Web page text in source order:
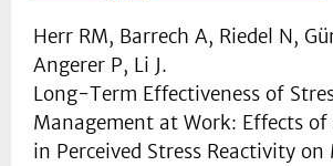
Herr RM, Barrech A, Riedel N,
Angerer P, Li J.
Long-Term Effectiveness of
Management at Work: Effects of
in Perceived Stress Reactivity